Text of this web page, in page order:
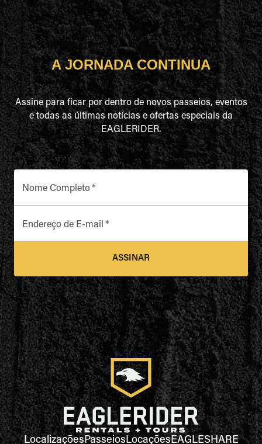
A JORNADA CONTINUA
Assine para ficar por dentro de novos passeios, eventos
e todas as últimas notícias e ofertas especiais da
EAGLERIDER.
Nome Completo*
Endereço de E-mail *
ASSINAR
LocalizaçõesPasseiosLocaçõesEAGLESHARE